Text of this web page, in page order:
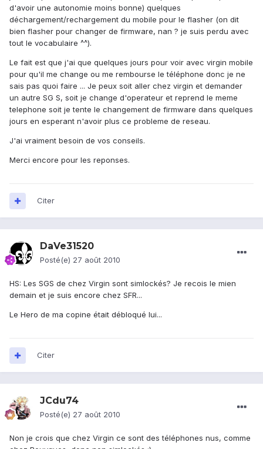
d'avoir une autonomie moins bonne) quelques
déchargement/rechargement du mobile pour le flasher (on dit
bien flasher pour changer de firmware, nan ? je suis perdu avec
tout le vocabulaire ^^).
Le fait est que j'ai que quelques jours pour voir avec virgin mobile
pour qu'il me change ou me rembourse le téléphone donc je ne
sais pas quoi faire ... Je peux soit aller chez virgin et demander
un autre SG S, soit je change d'operateur et reprend le meme
telephone soit je tente le changement de firmware dans quelques
jours en esperant n'avoir plus ce probleme de reseau.
J'ai vraiment besoin de vos conseils.
Merci encore pour les reponses.
Citer
DaVe31520
Posté(e) 27 août 2010
HS: Les SGS de chez Virgin sont simlockés? Je recois le mien
demain et je suis encore chez SFR...
Le Hero de ma copine était débloqué lui...
Citer
JCdu74
Posté(e) 27 août 2010
Non je crois que chez Virgin ce sont des téléphones nus, comme